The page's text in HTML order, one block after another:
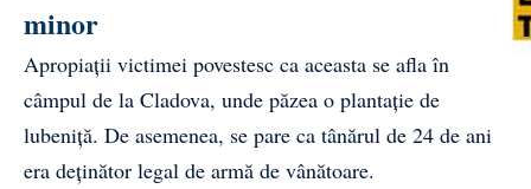
minor
Apropiații victimei povestesc ca aceasta se afla în
câmpul de la Cladova, unde păzea o plantație de
lubeniță. De asemenea, se pare ca tânărul de 24 de ani
era deținător legal de armă de vânătoare.